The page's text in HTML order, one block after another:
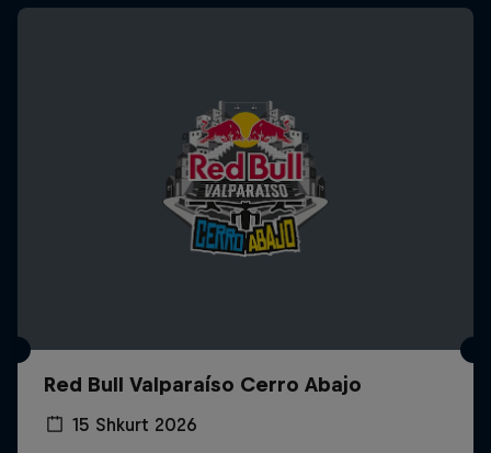
Red Bull Valparaíso Cerro Abajo
15 Shkurt 2026